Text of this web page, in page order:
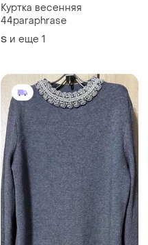
Куртка весенняя
44paraphrase
S и еще 1